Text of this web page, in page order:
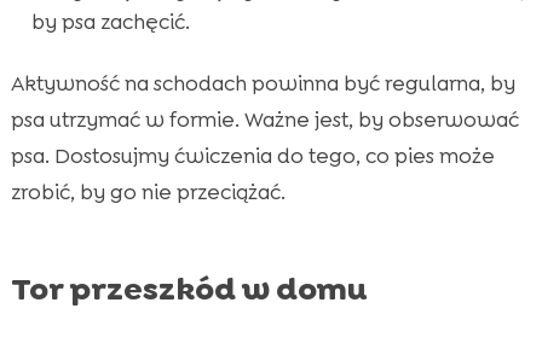
by psa zachęcić.
Aktywność na schodach powinna być regularna, by
psa utrzymać w formie. Ważne jest, by obserwować
psa. Dostosujmy ćwiczenia do tego, co pies może
zrobić, by go nie przeciążać.
Tor przeszkód w domu